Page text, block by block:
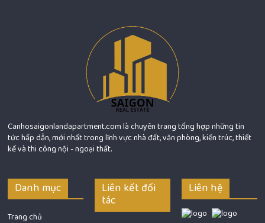
Canhosaigonlandapartment.com là chuyên trang tổng hợp những tin
tức hấp dẫn, mới nhất trong lĩnh vực nhà đất, văn phòng, kiến trúc, thiết
kế và thi công nội - ngoại thất.
Danh mục
Trang chủ
Liên kết đối
tác
Liên hệ